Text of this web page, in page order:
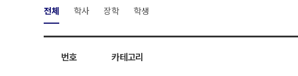
전체 학사 장학 학생
번호 카테고리